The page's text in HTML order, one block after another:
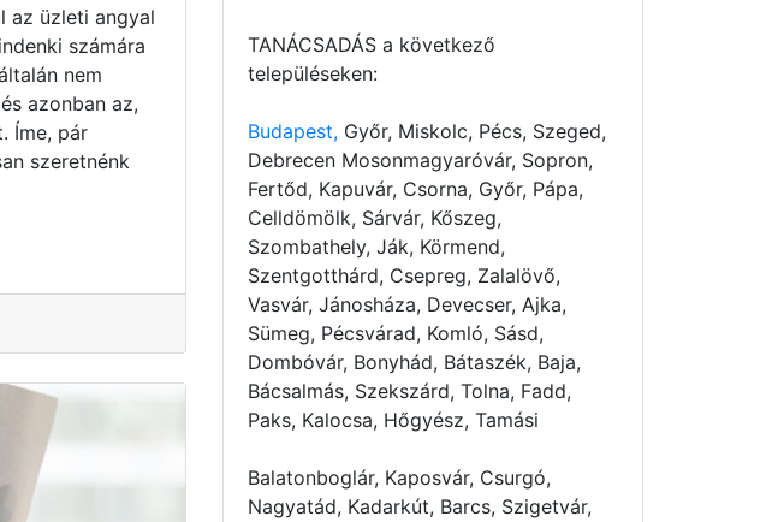
az üzleti angyal
számára
nem
azonban az,
Íme, pár
szeretnénk
TANÁCSADÁS a következő
településeken:
Budapest, Győr, Miskolc, Pécs, Szeged,
Debrecen Mosonmagyaróvár, Sopron,
Fertőd, Kapuvár, Csorna, Győr, Pápa,
Celldömölk, Sárvár, Kőszeg,
Szombathely, Ják, Körmend,
Szentgotthárd, Csepreg, Zalalövő,
Vasvár, Jánosháza, Devecser, Ajka,
Sümeg, Pécsvárad, Komló, Sásd,
Dombóvár, Bonyhád, Bátaszék, Baja,
Bácsalmás, Szekszárd, Tolna, Fadd,
Paks, Kalocsa, Hőgyész, Tamási
Balatonboglár, Kaposvár, Csurgó,
Nagyatád, Kadarkút, Barcs, Szigetvár,